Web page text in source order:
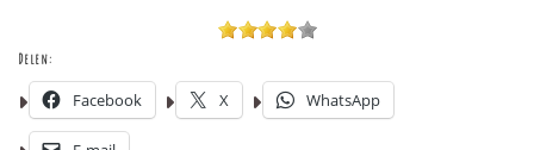
Delen:
Facebook X WhatsApp